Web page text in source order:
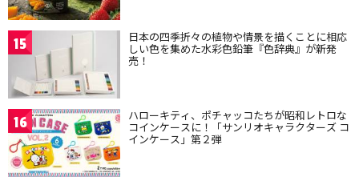
15 日本の四季折々の植物や情景を描くことに相応
しい色を集めた水彩色鉛筆『色辞典』が新発
売！
16 ハローキティ、ポチャッコたちが昭和レトロな
コインケースに！「サンリオキャラクターズ コ
インケース」第２弾